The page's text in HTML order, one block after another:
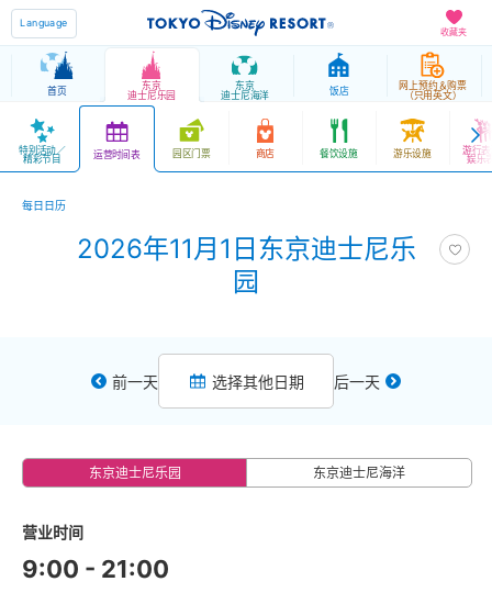
收藏夹
Language
首页 东京
迪士尼乐园
东京
迪士尼海洋 饭店 网上预约＆购票
（只用英文）
特别活动／
精彩节目 运营时间表 园区门票 商店 餐饮设施 游乐设施 游行
娱乐
每日日历
2026年11月1日东京迪士尼乐
园
前一天 选择其他日期 后一天
东京迪士尼乐园 东京迪士尼海洋
营业时间
9:00 - 21:00